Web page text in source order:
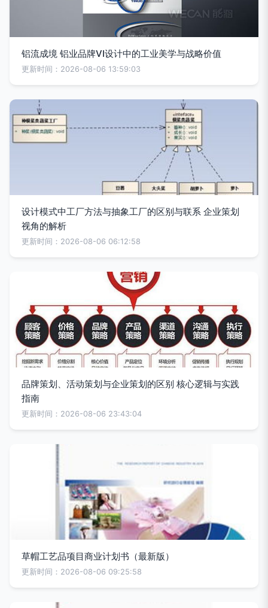
铝流成境 铝业品牌VI设计中的工业美学与战略价值
更新时间：2026-08-06 13:59:03
设计模式中工厂方法与抽象工厂的区别与联系 企业策划
视角的解析
更新时间：2026-08-06 06:12:58
品牌策划、活动策划与企业策划的区别 核心逻辑与实践
指南
更新时间：2026-08-06 23:43:04
草帽工艺品项目商业计划书（最新版）
更新时间：2026-08-06 09:25:58